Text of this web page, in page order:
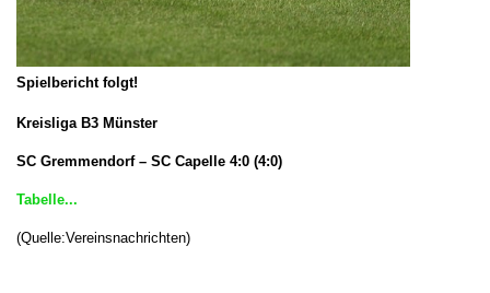
Spielbericht folgt!
Kreisliga B3 Münster
SC Gremmendorf – SC Capelle 4:0 (4:0)
Tabelle...
(Quelle:Vereinsnachrichten)